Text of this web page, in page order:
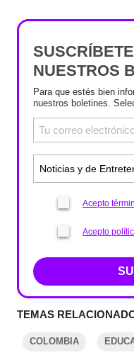
NUESTROS
Para que estés bien
nuestros boletines.
Acepto
Acepto
TEMAS
COLOMBIA